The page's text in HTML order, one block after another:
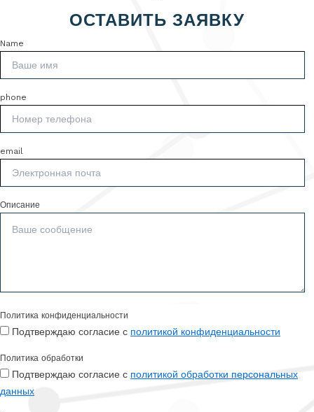
ОСТАВИТЬ ЗАЯВКУ
Name
phone
email
Описание
Политика конфиденциальности
Подтверждаю согласие с политикой конфиденциальности
Политика обработки
Подтверждаю согласие с политикой обработки персональных
данных